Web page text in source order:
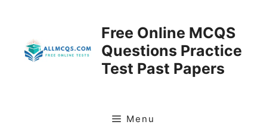
Free Online MCQS
Questions Practice
Test Past Papers
Menu